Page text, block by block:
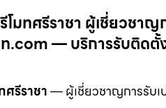
โมทศรีราชา ผู้เชี่ยวชา
ท.com — บริการรับติด
ศรีราชา— ผู้เชี่ยวชาญการรับเ